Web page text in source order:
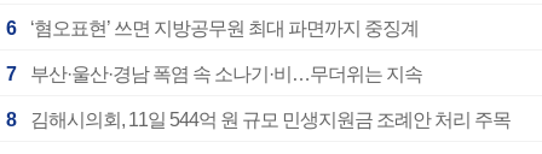
6 ‘혐오표현’ 쓰면 지방공무원 최대 파면까지 중징계
7 부산·울산·경남 폭염 속 소나기·비…무더위는 지속
8 김해시의회, 11일 544억 원 규모 민생지원금 조례안 처리 주목